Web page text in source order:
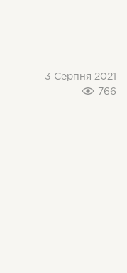
3 Серпня 2021
766